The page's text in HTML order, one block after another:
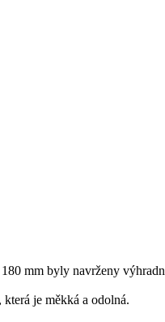
mm byly navrženy
je měkká a odolná.